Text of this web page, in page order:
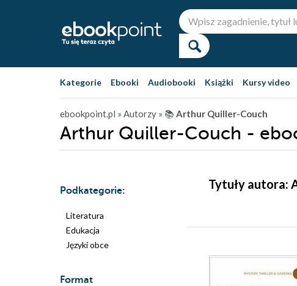
Kategorie Ebooki Audiobooki Książki Kursy video
ebookpoint.pl » Autorzy » 📚Arthur Quiller-Couch
Arthur Quiller-Couch -
Podkategorie:
Literatura
Edukacja
Języki obce
Format
Tytuły autora: